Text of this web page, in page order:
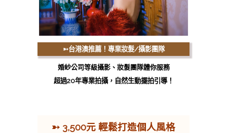
➳台港澳推薦！ 專業妝髮/攝影團隊
婚紗公司等級攝影、妝髮團隊體你服務
超過20年專業拍攝，自然生動擺拍引導！
➳ 3,500元 輕鬆打造個人風格